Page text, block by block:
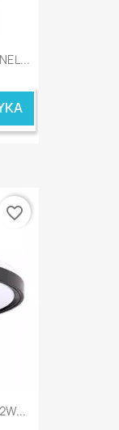
favorite_border